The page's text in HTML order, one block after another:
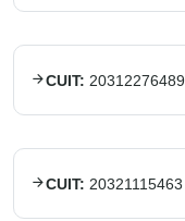
CUIT: 20312276489
CUIT: 20321115463